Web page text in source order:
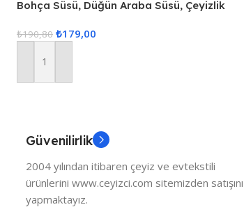
Bohça Süsü, Düğün Araba Süsü, Çeyizlik
Adet
₺190,80 ₺179,00
Sepete Ekle
Güvenilirlik
2004 yılından itibaren çeyiz ve evtekstili
ürünlerini www.ceyizci.com sitemizden satışını
yapmaktayız.